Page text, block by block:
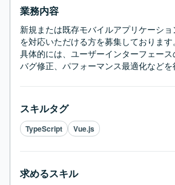
業務内容
新規または既存モバイルアプリケーシ
を対応いただける方を募集しております。
具体的には、ユーザーインターフェース
バグ修正、パフォーマンス最適化などを
スキルタグ
TypeScript Vue.js
求めるスキル